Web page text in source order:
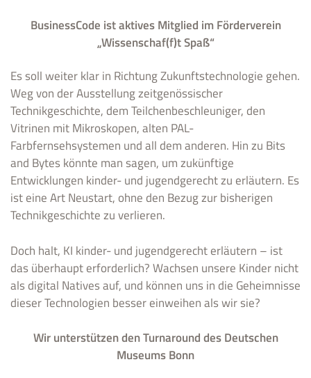
BusinessCode ist aktives Mitglied im Förderverein
„Wissenschaf(f)t Spaß“
Es soll weiter klar in Richtung Zukunftstechnologie gehen.
Weg von der Ausstellung zeitgenössischer
Technikgeschichte, dem Teilchenbeschleuniger, den
Vitrinen mit Mikroskopen, alten PAL-
Farbfernsehsystemen und all dem anderen. Hin zu Bits
and Bytes könnte man sagen, um zukünftige
Entwicklungen kinder- und jugendgerecht zu erläutern. Es
ist eine Art Neustart, ohne den Bezug zur bisherigen
Technikgeschichte zu verlieren.
Doch halt, KI kinder- und jugendgerecht erläutern – ist
das überhaupt erforderlich? Wachsen unsere Kinder nicht
als digital Natives auf, und können uns in die Geheimnisse
dieser Technologien besser einweihen als wir sie?
Wir unterstützen den Turnaround des Deutschen
Museums Bonn